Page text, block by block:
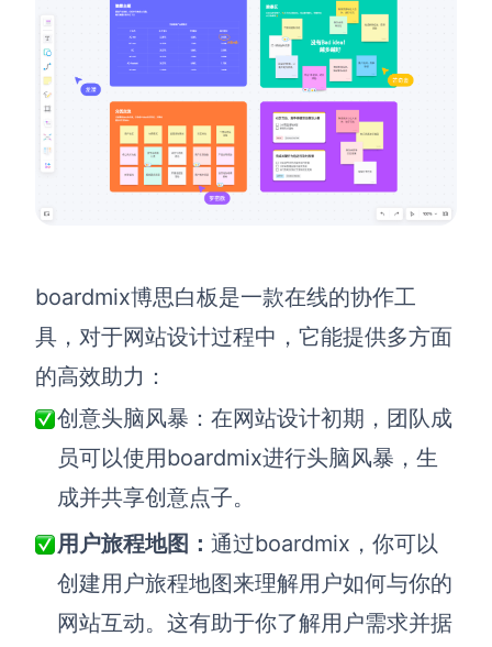
boardmix博思白板是一款在线的协作工
具，对于网站设计过程中，它能提供多方面
的高效助力：
创意头脑风暴： 在网站设计初期，团队成
员可以使用boardmix进行头脑风暴，生
成并共享创意点子。
用户旅程地图： 通过boardmix，你可以
创建用户旅程地图来理解用户如何与你的
网站互动。这有助于你了解用户需求并据